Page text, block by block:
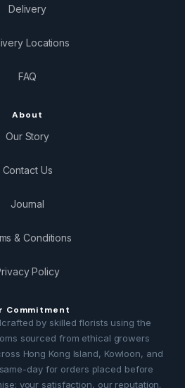
Delivery
Locations
FAQ
About
Our Story
Contact Us
Journal
& Conditions
Policy
Commitment
by skilled florists using the
sourced from ethical growers
Hong Kong Island, Kowloon, and
day for orders placed before
your satisfaction, our reputation.